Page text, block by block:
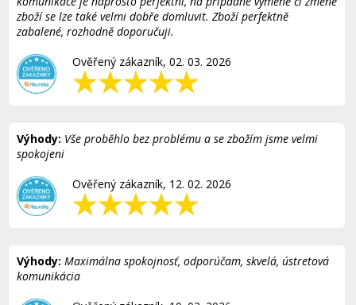
zboží se lze také velmi dobře domluvit. Zboží perfektně
zabalené, rozhodně doporučuji.
Ověřený zákazník, 02. 03. 2026
Výhody: Vše proběhlo bez problému a se zbožím jsme velmi
spokojeni
Ověřený zákazník, 12. 02. 2026
Výhody: Maximálna spokojnosť, odporúčam, skvelá, ústretová
komunikácia